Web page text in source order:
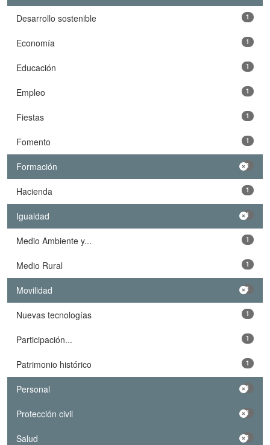
Desarrollo sostenible 1
Economía 1
Educación 1
Empleo 1
Fiestas 1
Fomento 1
Formación 1
Hacienda 1
Igualdad 1
Medio Ambiente y... 1
Medio Rural 1
Movilidad 1
Nuevas tecnologías 1
Participación... 1
Patrimonio histórico 1
Personal 1
Protección civil 1
Salud 1